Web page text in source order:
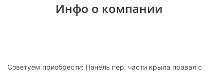
Инфо о компании
Советуем приобрести: Панель пер. части крыла правая с